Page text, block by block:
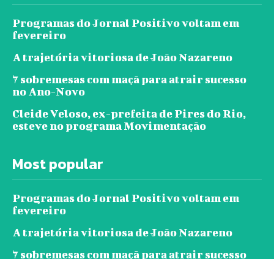
Programas do Jornal Positivo voltam em
fevereiro
A trajetória vitoriosa de João Nazareno
7 sobremesas com maçã para atrair sucesso
no Ano-Novo
Cleide Veloso, ex-prefeita de Pires do Rio,
esteve no programa Movimentação
Most popular
Programas do Jornal Positivo voltam em
fevereiro
A trajetória vitoriosa de João Nazareno
7 sobremesas com maçã para atrair sucesso